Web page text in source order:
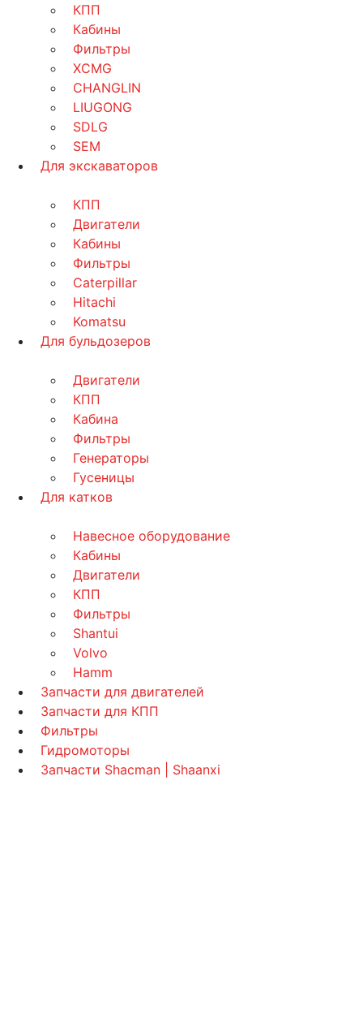
КПП
Кабины
Фильтры
XCMG
CHANGLIN
LIUGONG
SDLG
SEM
Для экскаваторов
КПП
Двигатели
Кабины
Фильтры
Caterpillar
Hitachi
Komatsu
Для бульдозеров
Двигатели
КПП
Кабина
Фильтры
Генераторы
Гусеницы
Для катков
Навесное оборудование
Кабины
Двигатели
КПП
Фильтры
Shantui
Volvo
Hamm
Запчасти для двигателей
Запчасти для КПП
Фильтры
Гидромоторы
Запчасти Shacman | Shaanxi